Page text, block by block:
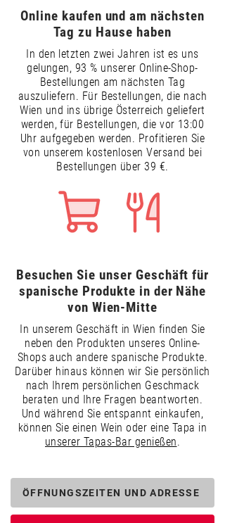
Online kaufen und am nächsten
Tag zu Hause haben
In den letzten zwei Jahren ist es uns
gelungen, 93 % unserer Online-Shop-
Bestellungen am nächsten Tag
auszuliefern. Für Bestellungen, die nach
Wien und ins übrige Österreich geliefert
werden, für Bestellungen, die vor 13:00
Uhr aufgegeben werden. Profitieren Sie
von unserem kostenlosen Versand bei
Bestellungen über 39 €.
Besuchen Sie unser Geschäft für
spanische Produkte in der Nähe
von Wien-Mitte
In unserem Geschäft in Wien finden Sie
neben den Produkten unseres Online-
Shops auch andere spanische Produkte.
Darüber hinaus können wir Sie persönlich
nach Ihrem persönlichen Geschmack
beraten und Ihre Fragen beantworten.
Und während Sie entspannt einkaufen,
können Sie einen Wein oder eine Tapa in
unserer Tapas-Bar genießen.
ÖFFNUNGSZEITEN UND ADRESSE